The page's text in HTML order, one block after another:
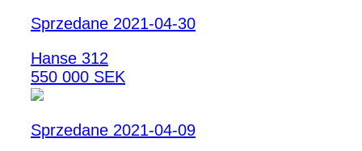
Sprzedane 2021-04-30
Hanse 312
550 000 SEK
Sprzedane 2021-04-09